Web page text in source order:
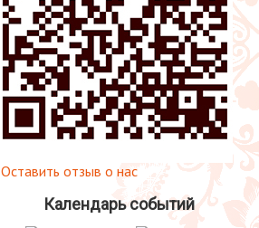
Оставить отзыв о нас
Календарь событий